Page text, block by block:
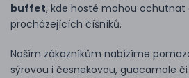
buffet, kde hosté mohou ochutnat
procházejících číšníků.
Naším zákazníkům nabízíme
sýrovou i česnekovou, guacamole